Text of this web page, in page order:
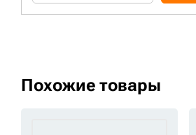
Похожие товары